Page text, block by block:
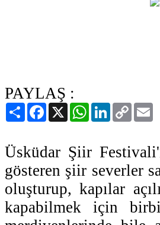
PAYLAŞ :
PaylaşFacebook
X WhatsAppLinkedIn
Copy
Link
Üsküdar Şiir
gösteren şiir severler
oluşturup, kapılar
kapabilmek için